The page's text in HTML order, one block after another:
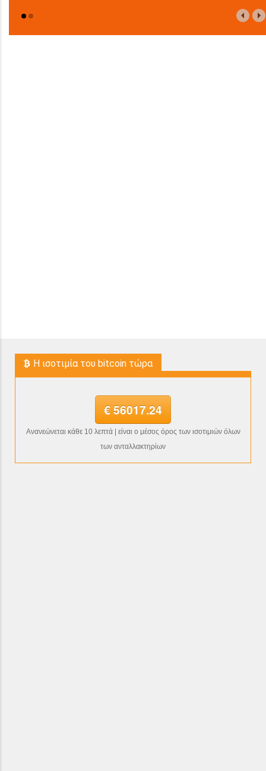
H ισοτιμία του bitcoin τώρα
€ 56017.24
Ανανεώνεται κάθε 10 λεπτά | είναι ο μέσος όρος των ισοτιμιών όλων
των ανταλλακτηρίων